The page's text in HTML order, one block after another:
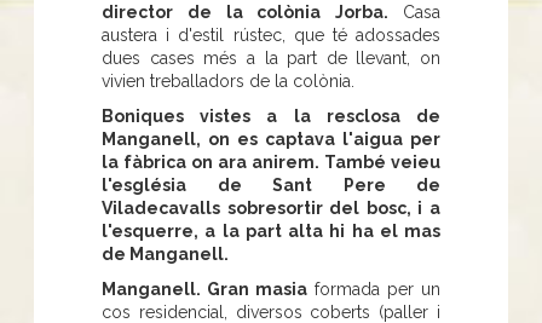
director de la colònia Jorba. Casa
austera i d'estil rústec, que té adossades
dues cases més a la part de llevant, on
vivien treballadors de la colònia.
Boniques vistes a la resclosa de
Manganell, on es captava l'aigua per
la fàbrica on ara anirem. També veieu
l'església de Sant Pere de
Viladecavalls sobresortir del bosc, i a
l'esquerre, a la part alta hi ha el mas
de Manganell.
Manganell. Gran masia formada per un
cos residencial, diversos coberts (paller i